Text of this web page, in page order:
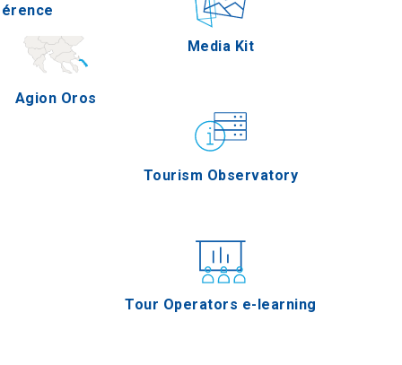
Agion Oros
Media Kit
Tourism Observatory
Tour Operators e-learning